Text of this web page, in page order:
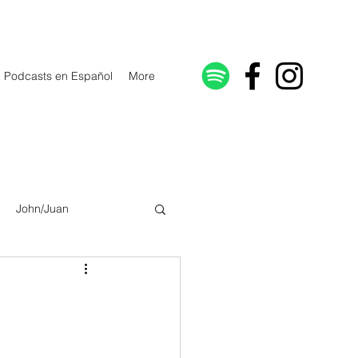
Podcasts en Español More
John/Juan
Galatians/Gálatas